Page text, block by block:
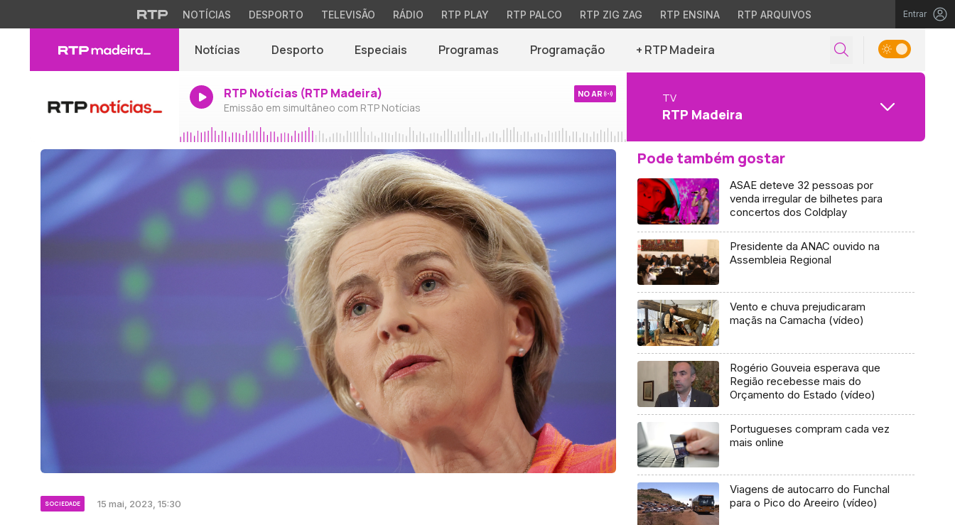
NOTÍCIAS DESPORTO TELEVISÃO RÁDIO RTP PLAY RTP PALCO RTP ZIG ZAG RTP ENSINA RTP ARQUIVOS Entrar
Notícias Desporto Especiais Programas Programação + RTP Madeira
RTP Notícias (RTP Madeira)
Emissão em simultâneo com RTP Notícias
NO AR TV
RTP Madeira
SOCIEDADE 15 mai, 2023, 15:30
Pode também gostar
ASAE deteve 32 pessoas por
venda irregular de bilhetes para
concertos dos Coldplay
Presidente da ANAC ouvido na
Assembleia Regional
Vento e chuva prejudicaram
maçãs na Camacha (vídeo)
Rogério Gouveia esperava que
Região recebesse mais do
Orçamento do Estado (vídeo)
Portugueses compram cada vez
mais online
Viagens de autocarro do Funchal
para o Pico do Areeiro (vídeo)